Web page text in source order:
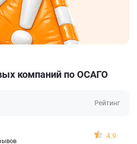
компаний по ОСАГО
Рейтинг
4.9